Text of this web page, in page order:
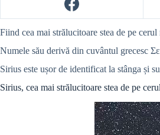
Fiind cea mai strălucitoare stea de pe
Numele său derivă din cuvântul grecesc
Sirius este ușor de identificat la stânga și
Sirius, cea mai strălucitoare stea de pe